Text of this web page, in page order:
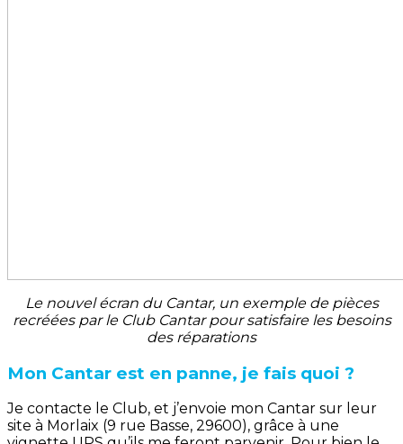
Le nouvel écran du Cantar, un exemple de pièces
recréées par le Club Cantar pour satisfaire les besoins
des réparations
Mon Cantar est en panne, je fais quoi ?
Je contacte le Club, et j’envoie mon Cantar sur leur
site à Morlaix (9 rue Basse, 29600), grâce à une